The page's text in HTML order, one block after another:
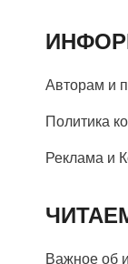
Авторам и
Политика
Реклама и
Важное об